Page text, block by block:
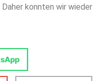
konnten wir wieder